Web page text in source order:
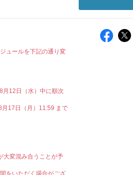
ュールを下記の通り変
月12日（水）中に順次
月17日（月）11:59 まで
大変混み合うことが予
をいただく場合がござ